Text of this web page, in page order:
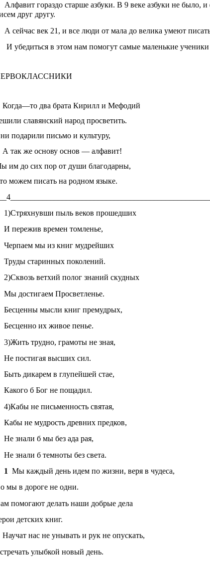
гораздо старше азбуки. В 9 веке азбуки не было,
друг другу.
сейчас век 21, и все люди от мала до велика умеют
И убедиться в этом нам помогут самые маленькие
Когда—то два брата Кирилл и Мефодий
славянский народ просветить.
подарили письмо и культуру,
так же основу основ — алфавит!
им до сих пор от души благодарны,
можем писать на родном языке.
1)Стряхнувши пыль веков прошедших
И пережив времен томленье,
Черпаем мы из книг мудрейших
Труды старинных поколений.
2)Сквозь ветхий полог знаний скудных
Мы достигаем Просветленье.
Бесценны мысли книг премудрых,
Бесценно их живое пенье.
3)Жить трудно, грамоты не зная,
Не постигая высших сил.
Быть дикарем в глупейшей стае,
Какого б Бог не пощадил.
4)Кабы не письменность святая,
Кабы не мудрость древних предков,
Не знали б мы без ада рая,
Не знали б темноты без света.
1 Мы каждый день идем по жизни, веря в чудеса,
мы в дороге не одни.
помогают делать наши добрые дела
детских книг.
нас не унывать и рук не опускать,
улыбкой новый день.